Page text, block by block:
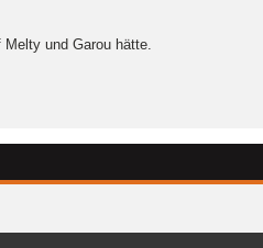
und Garou hätte.